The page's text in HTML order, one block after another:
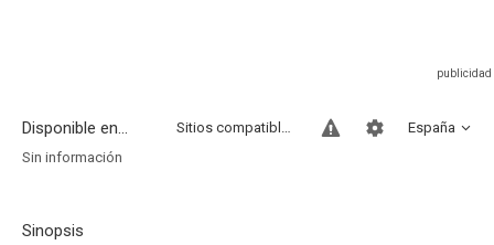
Disponible en... España
Sitios compatibles
Sin información
Sinopsis